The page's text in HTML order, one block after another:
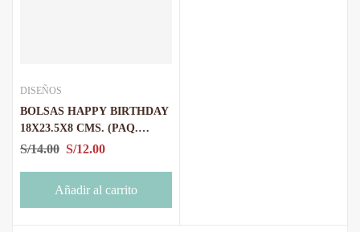
DISEÑOS
BOLSAS HAPPY BIRTHDAY
18X23.5X8 CMS. (PAQ.
MIXTO X 4U)
S/14.00 S/12.00
Añadir al carrito